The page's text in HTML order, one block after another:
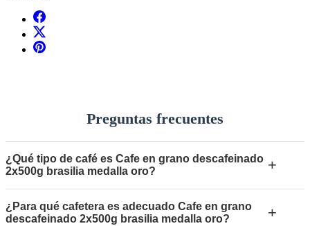
Preguntas frecuentes
¿Qué tipo de café es Cafe en grano descafeinado
2x500g brasilia medalla oro?
+
¿Para qué cafetera es adecuado Cafe en grano
descafeinado 2x500g brasilia medalla oro?
+